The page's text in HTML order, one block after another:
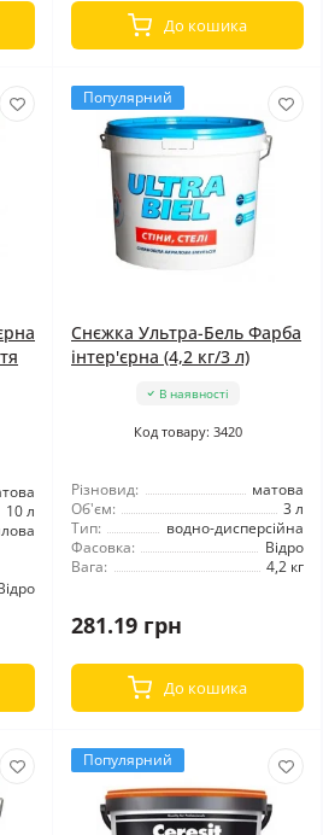
До кошика
10 л
Популярний
Снєжка Ультра-Бель Фарба
інтер'єрна (4,2 кг/3 л)
В наявності
Код товару: 3420
Різновид:
матова
Об'єм:
3 л
Тип:
водно-дисперсійна
Фасовка:
Відро
Вага:
4,2 кг
281.19 грн
До кошика
Популярний